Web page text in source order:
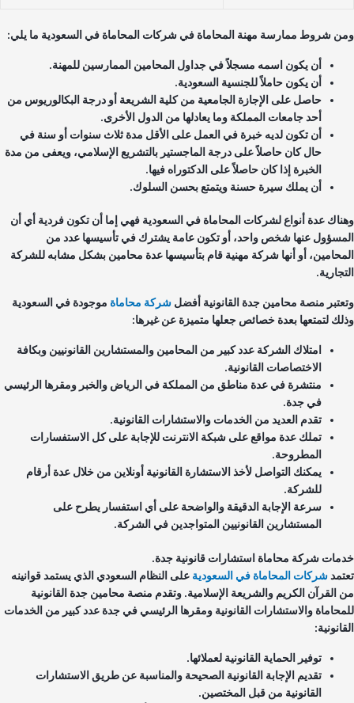
شروط ممارسة مهنة المحاماة في شركات المحاماة في السعودية ما يلي:
أن يكون اسمه مسجلاً في جداول المحامين الممارسين للمهنة.
أن يكون حاملاً للجنسية السعودية.
حاصل على الإجازة الجامعية من كلية الشريعة أو درجة البكالوريوس من
أحد جامعات المملكة وما يعادلها من الدول الأخرى.
أن تكون لديه خبرة في العمل على الأقل مدة ثلاث سنوات أو سنة في
حال كان حاصلاً على درجة الماجستير بالتشريع الإسلامي، ويعفى من مدة
الخبرة إذا كان حاصلاً على الدكتوراه فيها.
أن يملك سيرة حسنة ويتمتع بحسن السلوك.
عدة أنواع لشركات المحاماة في السعودية فهي إما أن تكون فردية أي أن
عنها شخص واحد، أو تكون عامة يشترك في تأسيسها عدد من
أو أنها شركة مهنية قام بتأسيسها عدة محامين بشكل مشابه للشركة
منصة محامين جدة القانونية أفضلشركة محاماةموجودة في السعودية
لتمتعها بعدة خصائص جعلها متميزة عن غيرها:
امتلاك الشركة عدد كبير من المحامين والمستشارين القانونيين وبكافة
الاختصاصات القانونية.
منتشرة في عدة مناطق من المملكة في الرياض والخبر ومقرها الرئيسي
في جدة.
تقدم العديد من الخدمات والاستشارات القانونية.
تملك عدة مواقع على شبكة الانترنت للإجابة على كل الاستفسارات
المطروحة.
يمكنك التواصل لأخذ الاستشارة القانونية أونلاين من خلال عدة أرقام
للشركة.
سرعة الإجابة الدقيقة والواضحة على أي استفسار يطرح على
المستشارين القانونيين المتواجدين في الشركة.
شركة محاماة استشارات قانونية جدة.
شركات المحاماة في السعوديةعلى النظام السعودي الذي يستمد قوانينه
القرآن الكريم والشريعة الإسلامية. وتقدم منصة محامين جدة القانونية
والاستشارات القانونية ومقرها الرئيسي في جدة عدد كبير من الخدمات
توفير الحماية القانونية لعملائها.
تقديم الإجابة القانونية الصحيحة والمناسبة عن طريق الاستشارات
القانونية من قبل المختصين.